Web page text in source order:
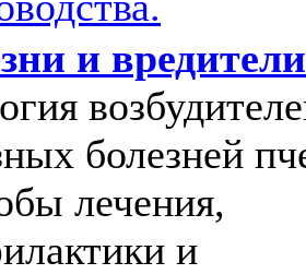
и
болезней
лечения,
и